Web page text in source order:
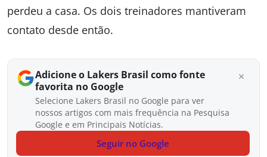
perdeu a casa. Os dois treinadores mantiveram
contato desde então.
Adicione o Lakers Brasil como fonte
favorita no Google
Selecione Lakers Brasil no Google para ver
nossos artigos com mais frequência na Pesquisa
Google e em Principais Notícias.
Seguir no Google